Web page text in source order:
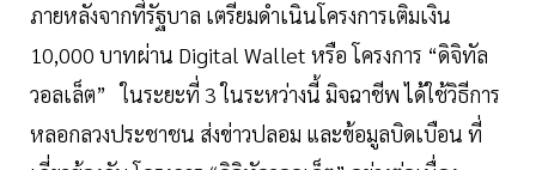
ภายหลังจากที่รัฐบาล เตรียมดำเนินโครงการเติมเงิน
10,000 บาทผ่าน Digital Wallet หรือ โครงการ “ดิจิทัล
วอลเล็ต” ในระยะที่ 3 ในระหว่างนี้ มิจฉาชีพ ได้ใช้วิธีการ
หลอกลวงประชาชน ส่งข่าวปลอม และข้อมูลบิดเบือน ที่